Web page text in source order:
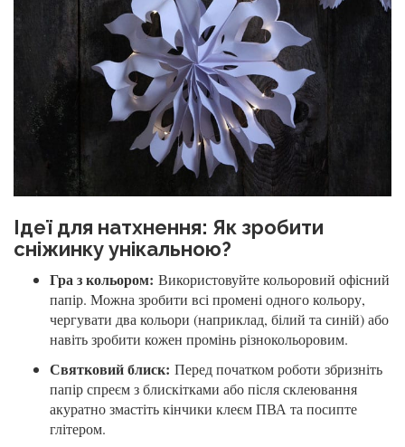
Ідеї для натхнення: Як зробити
сніжинку унікальною?
Гра з кольором: Використовуйте кольоровий офісний
папір. Можна зробити всі промені одного кольору,
чергувати два кольори (наприклад, білий та синій) або
навіть зробити кожен промінь різнокольоровим.
Святковий блиск: Перед початком роботи збризніть
папір спреєм з блискітками або після склеювання
акуратно змастіть кінчики клеєм ПВА та посипте
глітером.